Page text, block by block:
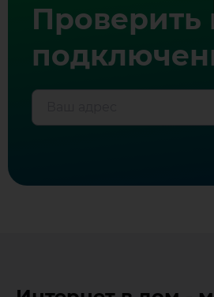
интернетом
300
Мбит/
Проверить